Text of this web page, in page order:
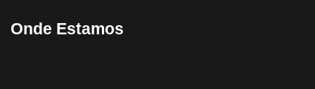
Onde Estamos